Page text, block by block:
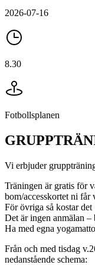
2026-07-16
8.30
Fotbollsplanen
Vi erbjuder
Träningen är gratis för
bom/accesskortet ni får
För övriga så kostar
Det är ingen anmälan –
Ha med egna
Från och med tisdag
nedanstående schema: